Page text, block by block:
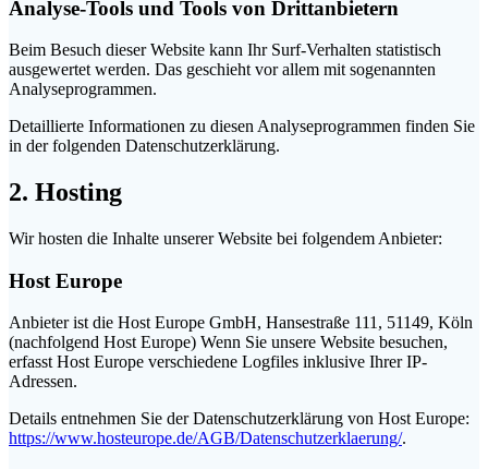
Analyse-Tools und Tools von Dritt­anbietern
Beim Besuch dieser Website kann Ihr Surf-Verhalten statistisch
ausgewertet werden. Das geschieht vor allem mit sogenannten
Analyseprogrammen.
Detaillierte Informationen zu diesen Analyseprogrammen finden Sie
in der folgenden Datenschutzerklärung.
2. Hosting
Wir hosten die Inhalte unserer Website bei folgendem Anbieter:
Host Europe
Anbieter ist die Host Europe GmbH, Hansestraße 111, 51149, Köln
(nachfolgend Host Europe) Wenn Sie unsere Website besuchen,
erfasst Host Europe verschiedene Logfiles inklusive Ihrer IP-
Adressen.
Details entnehmen Sie der Datenschutzerklärung von Host Europe:
https://www.hosteurope.de/AGB/Datenschutzerklaerung/.